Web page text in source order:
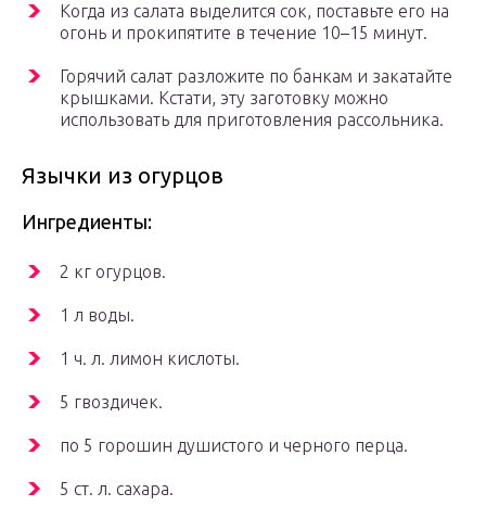
Когда из салата выделится сок, поставьте его на
огонь и прокипятите в течение 10–15 минут.
Горячий салат разложите по банкам и закатайте
крышками. Кстати, эту заготовку можно
использовать для приготовления рассольника.
Язычки из огурцов
Ингредиенты:
2 кг огурцов.
1 л воды.
1 ч. л. лимон кислоты.
5 гвоздичек.
по 5 горошин душистого и черного перца.
5 ст. л. сахара.